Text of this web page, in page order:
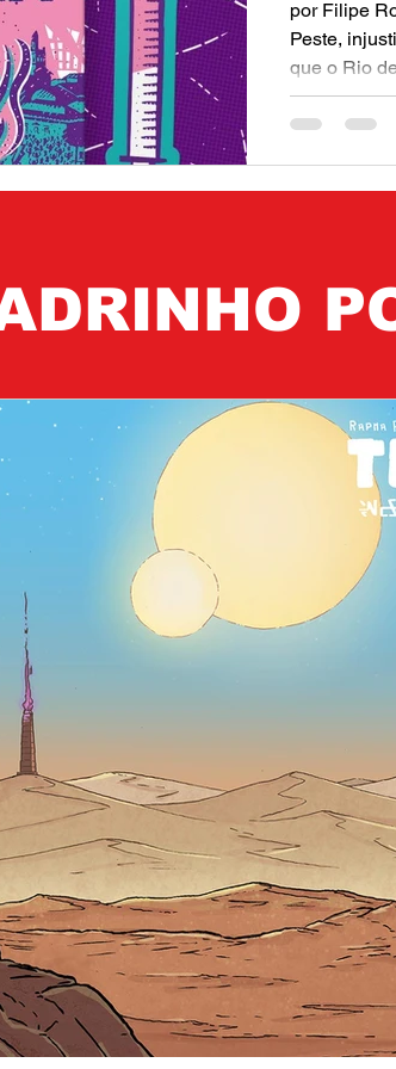
por Filipe
Peste,
que o Rio